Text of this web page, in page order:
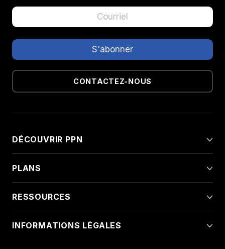
CONTACTEZ-NOUS
DÉCOUVRIR PPN
PLANS
RESSOURCES
INFORMATIONS LÉGALES